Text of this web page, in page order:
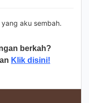
aku sembah.
berkah?
Klik disini!